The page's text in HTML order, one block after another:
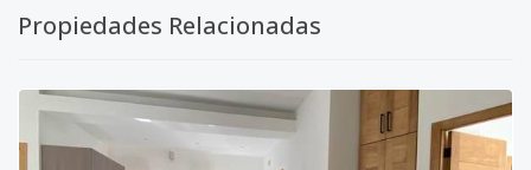
Propiedades Relacionadas